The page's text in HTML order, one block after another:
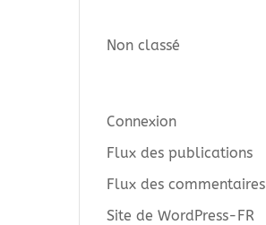
Non classé
Connexion
Flux des publications
Flux des commentaires
Site de WordPress-FR